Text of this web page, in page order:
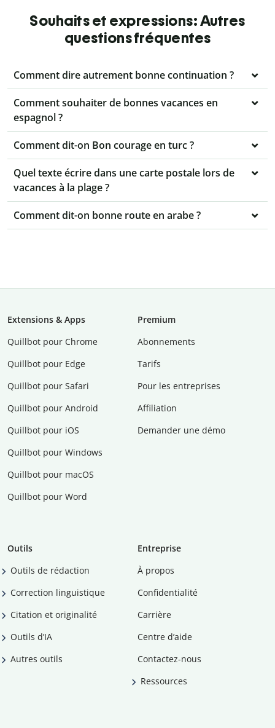
Souhaits et expressions: Autres
questions fréquentes
Comment dire autrement bonne continuation ?
Comment souhaiter de bonnes vacances en
espagnol ?
Comment dit-on Bon courage en turc ?
Quel texte écrire dans une carte postale lors de
vacances à la plage ?
Comment dit-on bonne route en arabe ?
Extensions & Apps
Quillbot pour Chrome
Quillbot pour Edge
Quillbot pour Safari
Quillbot pour Android
Quillbot pour iOS
Quillbot pour Windows
Quillbot pour macOS
Quillbot pour Word
Premium
Abonnements
Tarifs
Pour les entreprises
Affiliation
Demander une démo
Outils
Outils de rédaction
Correction linguistique
Citation et originalité
Outils d’IA
Autres outils
Entreprise
À propos
Confidentialité
Carrière
Centre d’aide
Contactez-nous
Ressources